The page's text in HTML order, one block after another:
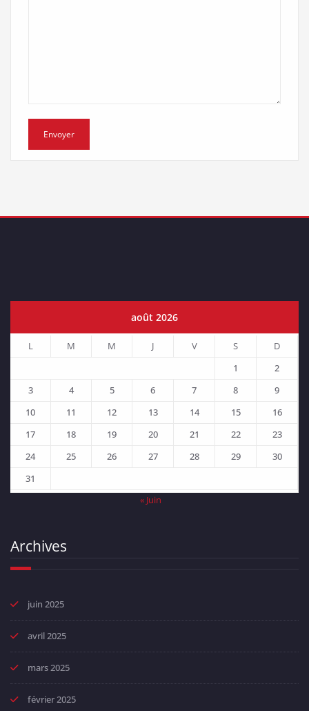
août 2026
L M M J V S
D
1
2
3
4 5 6 7 8
9
10
11 12 13 14 15
16
17
18 19 20 21 22
23
24
25 26 27 28 29
30
31
« Juin
Archives
juin 2025
avril 2025
mars 2025
février 2025